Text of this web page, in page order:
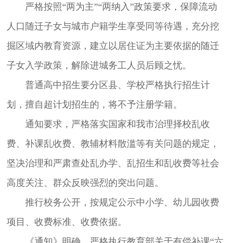
严格按照“两为主”“两纳入”政策要求，保障流动
人口随迁子女与城市户籍学生享受同等待遇，充分挖
掘区域内教育资源，建立以居住证为主要依据的随迁
子女入学政策，解除进城务工人员后顾之忧。
普通高中招生要分区县、学校严格执行招生计
划，擅自超计划招生的，将不予注册学籍。
通知要求，严格落实国家和我市治理择校乱收
费、补课乱收费、教辅材料散滥等有关问题的规定，
坚决治理和严肃查处乱办学、乱招生和乱收费等社会
高度关注、群众反映强烈的突出问题。
推行校务公开，按规定公示中小学、幼儿园收费
项目、收费标准、收费依据。